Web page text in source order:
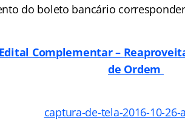
do boleto bancário
Complementar –
de Ordem